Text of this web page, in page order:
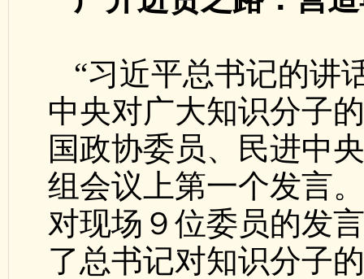
“习近平总书记的讲
中央对广大知识分子
国政协委员、民进中
组会议上第一个发言
对现场９位委员的发
了总书记对知识分子